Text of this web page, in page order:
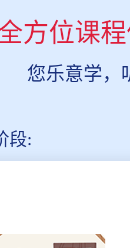
方位课
您乐意学，
段: